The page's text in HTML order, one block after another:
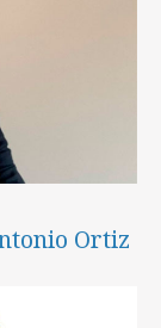
Ortiz